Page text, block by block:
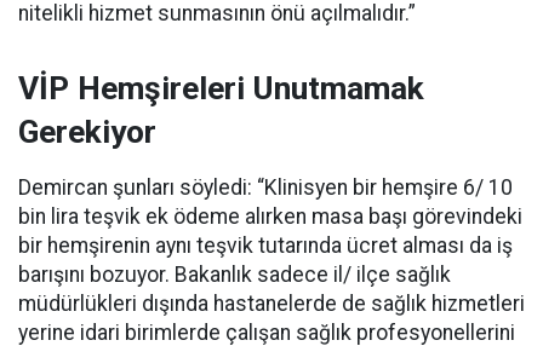
nitelikli hizmet sunmasının önü açılmalıdır.”
VİP Hemşireleri Unutmamak
Gerekiyor
Demircan şunları söyledi: “Klinisyen bir hemşire 6/ 10
bin lira teşvik ek ödeme alırken masa başı görevindeki
bir hemşirenin aynı teşvik tutarında ücret alması da iş
barışını bozuyor. Bakanlık sadece il/ ilçe sağlık
müdürlükleri dışında hastanelerde de sağlık hizmetleri
yerine idari birimlerde çalışan sağlık profesyonellerini